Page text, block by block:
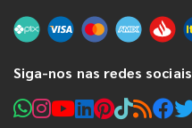
Siga-nos nas redes sociais